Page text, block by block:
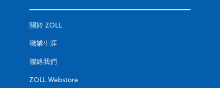
關於 ZOLL
職業生涯
聯絡我們
ZOLL Webstore